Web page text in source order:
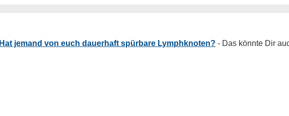
Hat jemand von euch dauerhaft spürbare Lymphknoten?